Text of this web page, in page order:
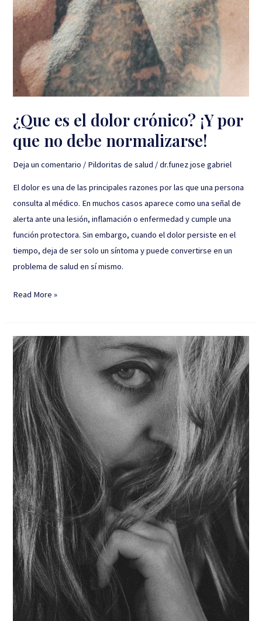
¿Que es el dolor crónico? ¡Y por
que no debe normalizarse!
Deja un comentario / Pildoritas de salud /dr.funez jose gabriel
El dolor es una de las principales razones por las que una persona
consulta al médico. En muchos casos aparece como una señal de
alerta ante una lesión, inflamación o enfermedad y cumple una
función protectora. Sin embargo, cuando el dolor persiste en el
tiempo, deja de ser solo un síntoma y puede convertirse en un
problema de salud en sí mismo.
Read More »
Tus
Emociones
Te
Están
Enfermando:
La
Conexión
Oculta
Que
La
Medicina
Convencional
Ignora